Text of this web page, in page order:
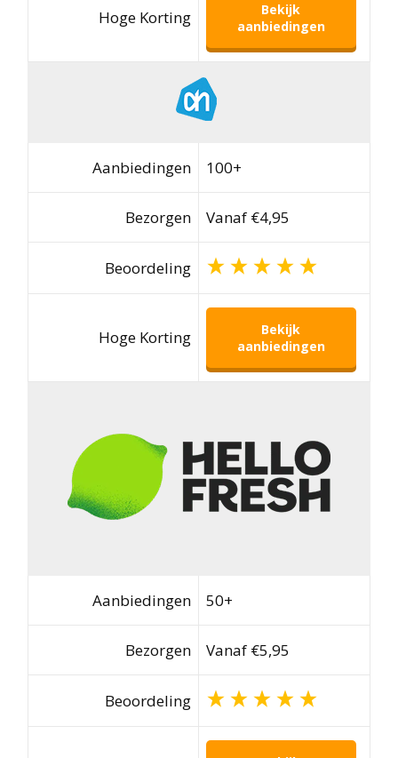
Hoge Korting
Bekijk
aanbiedingen
Aanbiedingen 100+
Bezorgen Vanaf €4,95
Beoordeling
Hoge Korting
Bekijk
aanbiedingen
Aanbiedingen 50+
Bezorgen Vanaf €5,95
Beoordeling